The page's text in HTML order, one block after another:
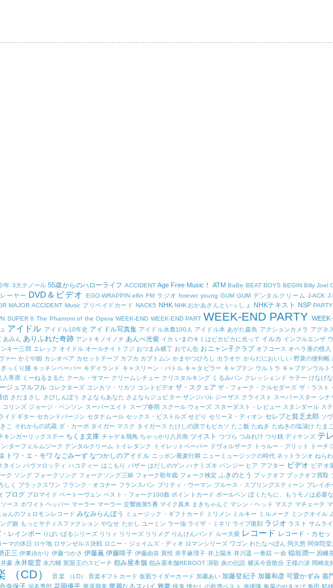
年 3大テノール 55歳からのハローライフ ACCIDENT Age Free Music！ ATM BaBe BEAT BOYS BEGIN Billy Joel
ーヤー DVD＆ビデオ EGO-WRAPPIN elfin FM ラジオ forever young GUM GUM デンタルクリーム J-ACK
MAJOR ACCIDENT Music プリペイドカード NACK5 NHK NHKおかあさんといっしょ NHKテキスト NSP PARTY
SUPER 8 The Phantom of the Opera WEEK-END WEEK-END PART WEEK-END PARTY
アイドル アイドル10年史 アイドル写真集 アイドル水着100人 アイドル本 あがた森魚 アクションカメラ アグネ
あみん ありふれた奇跡 アントキノイノチ あんべ光俊 イカ いまのキミはピカピカに光って イルカ インフルエンザ
キー三郎 エレック オイドル オールナイトフジ おつまみ横丁 おでん缶 おニャン子クラブ オフコース オペラ座の怪人
ァー かぐや姫 カシオペア カセットテープ カフカ カブトムシ かまやつひろし カラオケ からだにおいしい 野菜の便利帳
ぎっくり腰 キッチンペーパー キデイランド キャスリーン・バトル キャタピラー キャプテン ウルトラ キャプテンウルト
人寄席 くーねるまるた クール・サマー クリームシチュー クリスタルキング くるみパン クレッシェンド ケテー けなげ
ジュフルフル コレクターズ コンカツ・リカツ コントビデオ ザ・スクェア ザ・フォーク・クルセダーズ ザ・ラスト
信 さだまさし さびしんぼう さよならあなた さよならジュピター ザンジバル ジーザス クライスト スーパースター シナ
コリンズ ジョージ・ベンソン スーパーエイト スープ春雨 スクール ウォーズ スターダスト・レビュー スタンダール ス
イドギター セカンドバージン セタナムール セックス・ピストルズ せどり セリーヌ・ディオン セレブと貧乏太郎 ソ
こ
それからの武蔵 ダ・カーポ タイガー マスク タイガース たけしの誰でもピカソ たこ飯 たぬき たぬきの塩漬け たま
キンガーリックステー ちくま文庫 チャゲ＆飛鳥 ちゃっかり八兵衛 ツイスト つづら つみれ汁 つり銭 ディケンズ テ
:ターフェルムジーク デンタルクリーム トイレタンク トイレットペーパー ドヴォルザーク トゥルー・グリット トーチ
トワ・エ・モワ なごみーず なつかしのアイドル ニッポン蕎麦行脚 ニューミュージックの時代 ネットラジオ ねら
タイン パヴァロッティ ハコティー はこもり バザー はだしのゲン ハナミズキ パンジー ヒア アフター ビデオ ビデオ
ク ソング フォークソング フォークソング三昧 フォーク歌年鑑 フォーク検定 ふきのとう ブックオフ ブックオフ買取
しく ブラックスワン フランク・オコナー フランスパン プリティ・ウーマン ブルース・スプリングスティーン プレイボ
ブログ プロマイド ベートーヴェン ベスト・フォーク100曲 ポイントカード ボールペン ぼくたちに、もうモノは必要な
ース ホワイトペッパー マーラー マーラー 交響曲第5番 マイク真木 まきちゃんぐ マシン・ヘッド マスク マチェーテ
ゅんのフェロモンレコード みなみらんぼう ミュージック・ギフトカード ミリメシ ミルキー ミルメーク ミンクオイル
グ娘 もっとサティスファクション やなせ たかし ユーミン ラー油 ライザ・ミネリ ライブ復刻 ラジオ ラスト サムライ
レインボー りばいばるシリーズ リリィ リリーズ リリメグ りんけんバンド ルー大柴 レコード レコード・カセッ
ーマの休日
ロケ地 ロサンゼルス決戦 ロニー・ジェイムズ・ディオ ロマンシリーズ ワゴン わたなべぽん 阿久悠 阿弥陀堂
正三 伊東ゆかり 伊藤つかさ 伊藤薫 伊藤咲子 伊藤由奈 異性 井手麻理子 井上陽水 井川遥 一青窈 一命 稲垣潤一 因幡
豪 永井龍雲 永六輔 英国王のスピーチ 怨み屋本舗 怨み屋本舗REBOOT 演歌 炎の伝説 横浜今昔散歩 王様の涙 岡崎友
（CD） 音楽 （LD） 音楽ギフトカード 仮面ライダーカード 加藤あい 加藤登紀子 加藤和彦 可愛かずみ 嘉
奈保子 河名秀郎 花岡優平 華原朋美 華麗なるスパイ 雅夢 怪鬼 懐かしの歌声ベスト 海援隊 角屋のやきそば 角田 郁雄